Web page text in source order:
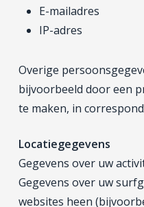
E-mailadres
IP-adres
Overige
bijvoorbeeld door een
te maken, in
Locatiegegevens
Gegevens over uw
Gegevens over uw
websites heen